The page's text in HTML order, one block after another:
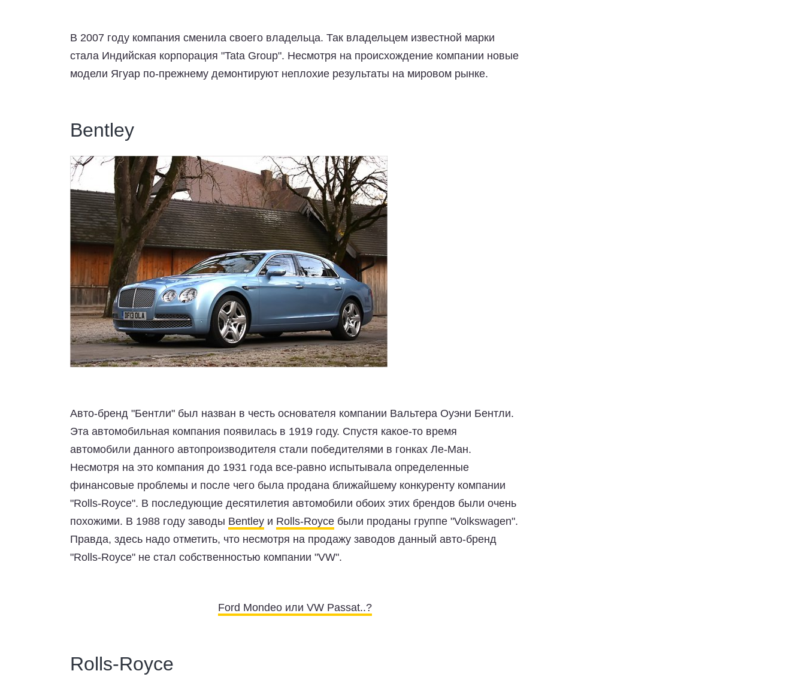
В 2007 году компания сменила своего владельца. Так владельцем известной марки
стала Индийская корпорация "Tata Group". Несмотря на происхождение компании новые
модели Ягуар по-прежнему демонтируют неплохие результаты на мировом рынке.
Bentley
Авто-бренд "Бентли" был назван в честь основателя компании Вальтера Оуэни Бентли.
Эта автомобильная компания появилась в 1919 году. Спустя какое-то время
автомобили данного автопроизводителя стали победителями в гонках Ле-Ман.
Несмотря на это компания до 1931 года все-равно испытывала определенные
финансовые проблемы и после чего была продана ближайшему конкуренту компании
"Rolls-Royce". В последующие десятилетия автомобили обоих этих брендов были очень
похожими. В 1988 году заводы Bentley и Rolls-Royce были проданы группе "Volkswagen".
Правда, здесь надо отметить, что несмотря на продажу заводов данный авто-бренд
"Rolls-Royce" не стал собственностью компании "VW".
Ford Mondeo или VW Passat..?
Rolls-Royce